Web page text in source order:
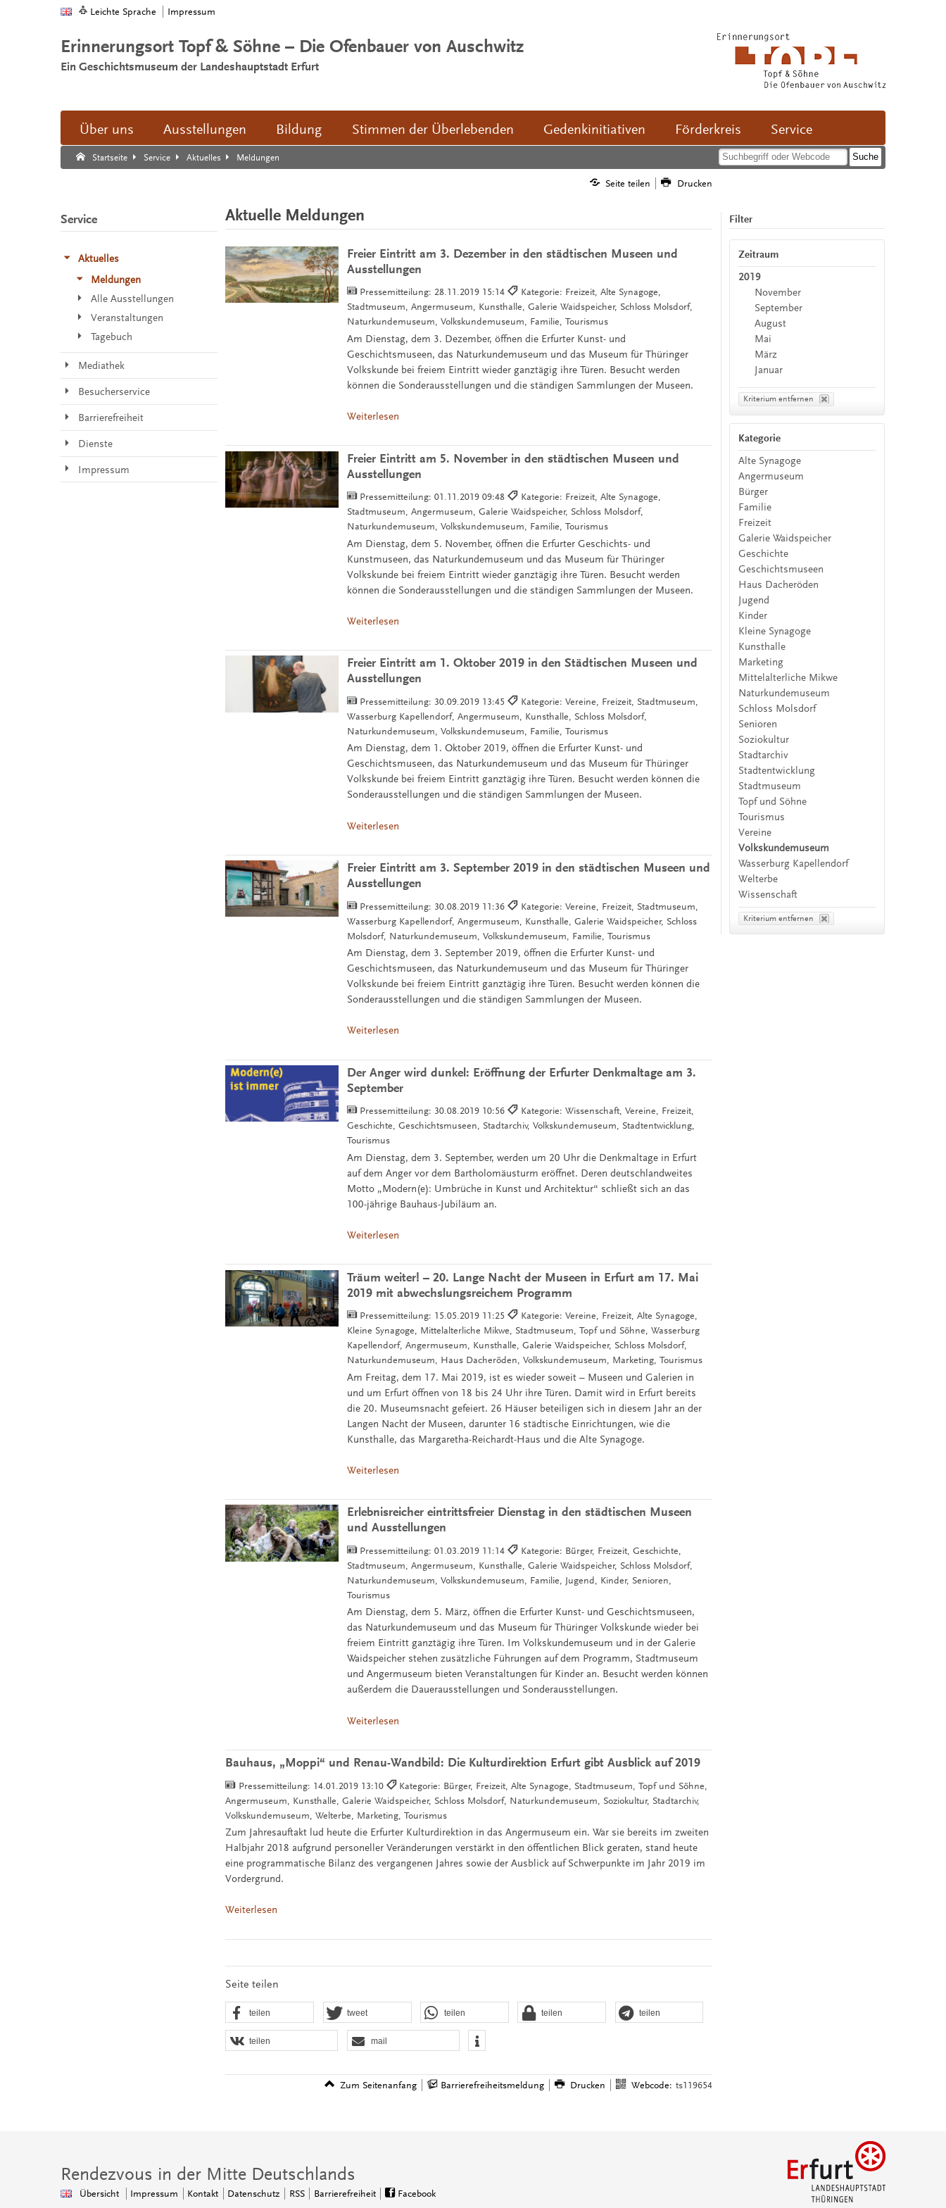
Leichte Sprache Impressum
Erinnerungsort Topf & Söhne – Die Ofenbauer von Auschwitz
Ein Geschichtsmuseum der Landeshauptstadt Erfurt
Über uns Ausstellungen Bildung Stimmen der Überlebenden Gedenkinitiativen Förderkreis Service
Startseite Service Aktuelles Meldungen
Suche:
Suche Ende.
Seite teilen Drucken
Aktuelle Meldungen
Freier Eintritt am 3. Dezember in den städtischen Museen und
Ausstellungen
Pressemitteilung: 28.11.2019 15:14
Kategorie: Freizeit, Alte Synagoge,
Stadtmuseum, Angermuseum, Kunsthalle, Galerie Waidspeicher, Schloss Molsdorf,
Naturkundemuseum, Volkskundemuseum, Familie, Tourismus
Am Dienstag, dem 3. Dezember, öffnen die Erfurter Kunst- und
Geschichtsmuseen, das Naturkundemuseum und das Museum für Thüringer
Volkskunde bei freiem Eintritt wieder ganztägig ihre Türen. Besucht werden
können die Sonderausstellungen und die ständigen Sammlungen der Museen.
Weiterlesen
Freier Eintritt am 5. November in den städtischen Museen und
Ausstellungen
Pressemitteilung:01.11.2019 09:48
Kategorie: Freizeit, Alte Synagoge,
Stadtmuseum, Angermuseum, Galerie Waidspeicher, Schloss Molsdorf,
Naturkundemuseum, Volkskundemuseum, Familie, Tourismus
Am Dienstag, dem 5. November, öffnen die Erfurter Geschichts- und
Kunstmuseen, das Naturkundemuseum und das Museum für Thüringer
Volkskunde bei freiem Eintritt wieder ganztägig ihre Türen. Besucht werden
können die Sonderausstellungen und die ständigen Sammlungen der Museen.
Weiterlesen
Freier Eintritt am 1. Oktober 2019 in den Städtischen Museen und
Ausstellungen
Pressemitteilung: 30.09.2019 13:45
Kategorie: Vereine, Freizeit, Stadtmuseum,
Wasserburg Kapellendorf, Angermuseum, Kunsthalle, Schloss Molsdorf,
Naturkundemuseum, Volkskundemuseum, Familie, Tourismus
Am Dienstag, dem 1. Oktober 2019, öffnen die Erfurter Kunst- und
Geschichtsmuseen, das Naturkundemuseum und das Museum für Thüringer
Volkskunde bei freiem Eintritt ganztägig ihre Türen. Besucht werden können die
Sonderausstellungen und die ständigen Sammlungen der Museen.
Weiterlesen
Freier Eintritt am 3. September 2019 in den städtischen Museen und
Ausstellungen
Pressemitteilung: 30.08.2019 11:36
Kategorie: Vereine, Freizeit, Stadtmuseum,
Wasserburg Kapellendorf, Angermuseum, Kunsthalle, Galerie Waidspeicher, Schloss
Molsdorf, Naturkundemuseum, Volkskundemuseum, Familie, Tourismus
Am Dienstag, dem 3. September 2019, öffnen die Erfurter Kunst- und
Geschichtsmuseen, das Naturkundemuseum und das Museum für Thüringer
Volkskunde bei freiem Eintritt ganztägig ihre Türen. Besucht werden können die
Sonderausstellungen und die ständigen Sammlungen der Museen.
Weiterlesen
Der Anger wird dunkel: Eröffnung der Erfurter Denkmaltage am 3.
September
Pressemitteilung: 30.08.2019 10:56
Kategorie: Wissenschaft, Vereine, Freizeit,
Geschichte, Geschichtsmuseen, Stadtarchiv, Volkskundemuseum, Stadtentwicklung,
Tourismus
Am Dienstag, dem 3. September, werden um 20 Uhr die Denkmaltage in Erfurt
auf dem Anger vor dem Bartholomäusturm eröffnet. Deren deutschlandweites
Motto „Modern(e): Umbrüche in Kunst und Architektur“ schließt sich an das
100-jährige Bauhaus-Jubiläum an.
Weiterlesen
Träum weiter! – 20. Lange Nacht der Museen in Erfurt am 17. Mai
2019 mit abwechslungsreichem Programm
Pressemitteilung: 15.05.2019 11:25
Kategorie: Vereine, Freizeit, Alte Synagoge,
Kleine Synagoge, Mittelalterliche Mikwe, Stadtmuseum, Topf und Söhne, Wasserburg
Kapellendorf, Angermuseum, Kunsthalle, Galerie Waidspeicher, Schloss Molsdorf,
Naturkundemuseum, Haus Dacheröden, Volkskundemuseum, Marketing, Tourismus
Am Freitag, dem 17. Mai 2019, ist es wieder soweit – Museen und Galerien in
und um Erfurt öffnen von 18 bis 24 Uhr ihre Türen. Damit wird in Erfurt bereits
die 20. Museumsnacht gefeiert. 26 Häuser beteiligen sich in diesem Jahr an der
Langen Nacht der Museen, darunter 16 städtische Einrichtungen, wie die
Kunsthalle, das Margaretha-Reichardt-Haus und die Alte Synagoge.
Weiterlesen
Erlebnisreicher eintrittsfreier Dienstag in den städtischen Museen
und Ausstellungen
Pressemitteilung:01.03.2019 11:14
Kategorie: Bürger, Freizeit, Geschichte,
Stadtmuseum, Angermuseum, Kunsthalle, Galerie Waidspeicher, Schloss Molsdorf,
Naturkundemuseum, Volkskundemuseum, Familie, Jugend, Kinder, Senioren,
Tourismus
Am Dienstag, dem 5. März, öffnen die Erfurter Kunst- und Geschichtsmuseen,
das Naturkundemuseum und das Museum für Thüringer Volkskunde wieder bei
freiem Eintritt ganztägig ihre Türen. Im Volkskundemuseum und in der Galerie
Waidspeicher stehen zusätzliche Führungen auf dem Programm, Stadtmuseum
und Angermuseum bieten Veranstaltungen für Kinder an. Besucht werden können
außerdem die Dauerausstellungen und Sonderausstellungen.
Weiterlesen
Bauhaus, „Moppi“ und Renau-Wandbild: Die Kulturdirektion Erfurt gibt Ausblick auf 2019
Pressemitteilung: 14.01.2019 13:10
Kategorie: Bürger, Freizeit, Alte Synagoge, Stadtmuseum, Topf und Söhne,
Angermuseum, Kunsthalle, Galerie Waidspeicher, Schloss Molsdorf, Naturkundemuseum, Soziokultur, Stadtarchiv,
Volkskundemuseum, Welterbe, Marketing, Tourismus
Zum Jahresauftakt lud heute die Erfurter Kulturdirektion in das Angermuseum ein. War sie bereits im zweiten
Halbjahr 2018 aufgrund personeller Veränderungen verstärkt in den öffentlichen Blick geraten, stand heute
eine programmatische Bilanz des vergangenen Jahres sowie der Ausblick auf Schwerpunkte im Jahr 2019 im
Vordergrund.
Weiterlesen
Seite teilen
teilen tweet teilen teilen teilen
teilen mail
Zum Seitenanfang Barrierefreiheitsmeldung Drucken Webcode: ts119654
Filter
Zeitraum
2019
November
September
August
Mai
März
Januar
Kriterium entfernen
Kategorie
Alte Synagoge
Angermuseum
Bürger
Familie
Freizeit
Galerie Waidspeicher
Geschichte
Geschichtsmuseen
Haus Dacheröden
Jugend
Kinder
Kleine Synagoge
Kunsthalle
Marketing
Mittelalterliche Mikwe
Naturkundemuseum
Schloss Molsdorf
Senioren
Soziokultur
Stadtarchiv
Stadtentwicklung
Stadtmuseum
Topf und Söhne
Tourismus
Vereine
Volkskundemuseum
Wasserburg Kapellendorf
Welterbe
Wissenschaft
Kriterium entfernen
Service
Aktuelles
Meldungen
Alle Ausstellungen
Veranstaltungen
Tagebuch
Mediathek
Besucherservice
Barrierefreiheit
Dienste
Impressum
Rendezvous in der Mitte Deutschlands
Übersicht Impressum Kontakt Datenschutz RSS Barrierefreiheit Facebook